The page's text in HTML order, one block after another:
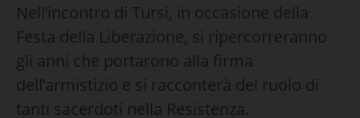
Nell’incontro di Tursi, in occasione della
Festa della Liberazione, si ripercorreranno
gli anni che portarono alla firma
dell’armistizio e si racconterà del ruolo di
tanti sacerdoti nella Resistenza.